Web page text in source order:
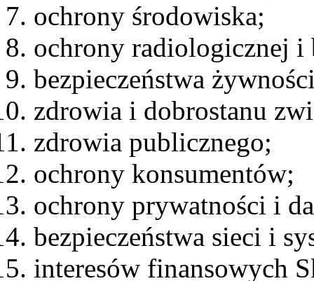
ochrony środowiska;
ochrony radiologicznej i
bezpieczeństwa
zdrowia i dobrostanu
zdrowia publicznego;
ochrony konsumentów;
ochrony prywatności i
bezpieczeństwa sieci i
interesów finansowych